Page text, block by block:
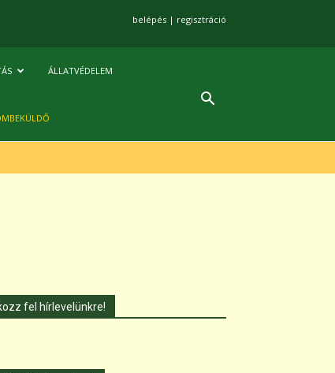
belépés | regisztráció
ÁLLATVÉDELEM
fel hírlevelünkre!